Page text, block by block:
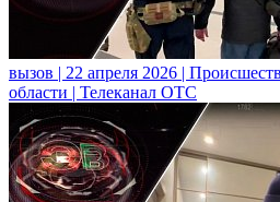
вызов | 22 апреля 2026 |
области | Телеканал ОТС